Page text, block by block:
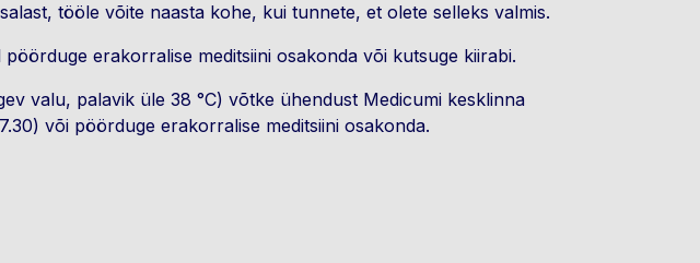
tööle võite naasta kohe, kui tunnete, et olete selleks valmis.
erakorralise meditsiini osakonda või kutsuge kiirabi.
valu, palavik üle 38 °C) võtke ühendust Medicumi kesklinna
või pöörduge erakorralise meditsiini osakonda.